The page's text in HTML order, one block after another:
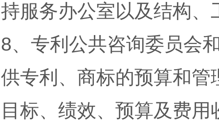
持服务办公室以及结构
8、专利公共咨询委员会
供专利、商标的预算和
目标、绩效、预算及费